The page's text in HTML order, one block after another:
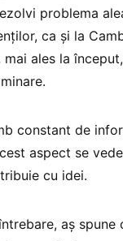
problema
ca și la
mai ales la
constant de
aspect se
cu idei.
aș